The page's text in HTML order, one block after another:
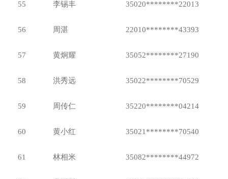
55 李锡丰 35020********22013
56 周湛 22010********43393
57 黄炯耀 35052********27190
58 洪秀远 35022********70529
59 周传仁 35220********04214
60 黄小红 35021********70540
61 林相米 35082********44972